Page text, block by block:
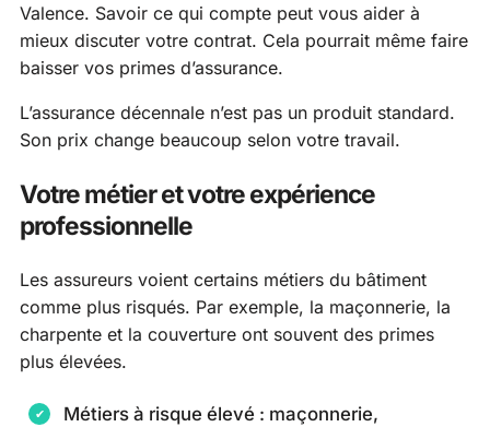
Valence. Savoir ce qui compte peut vous aider à
mieux discuter votre contrat. Cela pourrait même faire
baisser vos primes d’assurance.
L’assurance décennale n’est pas un produit standard.
Son prix change beaucoup selon votre travail.
Votre métier et votre expérience
professionnelle
Les assureurs voient certains métiers du bâtiment
comme plus risqués. Par exemple, la maçonnerie, la
charpente et la couverture ont souvent des primes
plus élevées.
Métiers à risque élevé : maçonnerie,